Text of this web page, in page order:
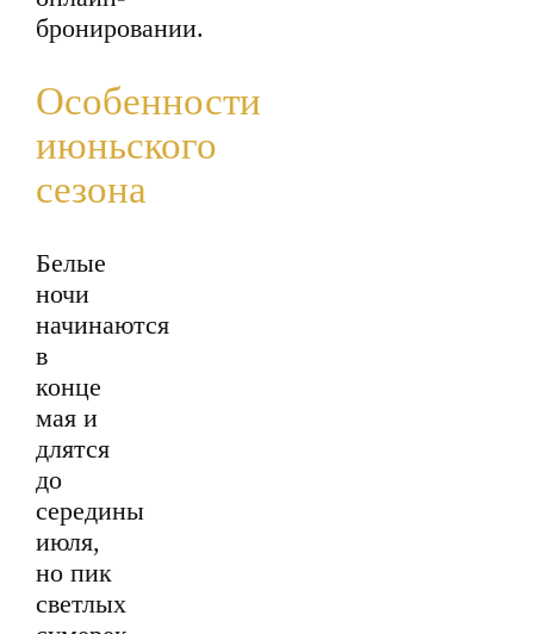
бронировании.
Особенности
июньского
сезона
Белые
ночи
начинаются
в
конце
мая и
длятся
до
середины
июля,
но пик
светлых